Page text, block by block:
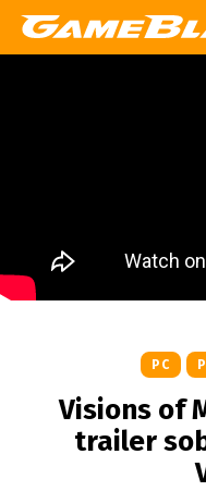
PC
Visions of
trailer